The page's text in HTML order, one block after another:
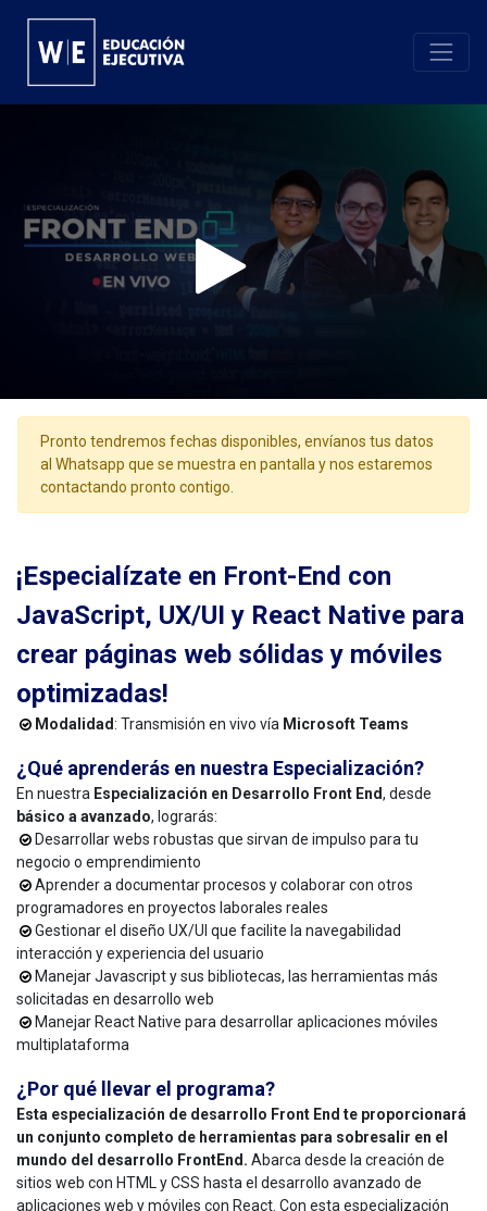
Pronto tendremos fechas disponibles, envíanos tus datos
al Whatsapp que se muestra en pantalla y nos estaremos
contactando pronto contigo.
¡Especialízate en Front-End con
JavaScript, UX/UI y React Native para
crear páginas web sólidas y móviles
optimizadas!
Modalidad: Transmisión en vivo vía Microsoft Teams
¿Qué aprenderás en nuestra Especialización?
En nuestra Especialización en Desarrollo Front End, desde
básico a avanzado, lograrás:
Desarrollar webs robustas que sirvan de impulso para tu
negocio o emprendimiento
Aprender a documentar procesos y colaborar con otros
programadores en proyectos laborales reales
Gestionar el diseño UX/UI que facilite la navegabilidad
interacción y experiencia del usuario
Manejar Javascript y sus bibliotecas, las herramientas más
solicitadas en desarrollo web
Manejar React Native para desarrollar aplicaciones móviles
multiplataforma
¿Por qué llevar el programa?
Esta especialización de desarrollo Front End te proporcionará
un conjunto completo de herramientas para sobresalir en el
mundo del desarrollo FrontEnd. Abarca desde la creación de
sitios web con HTML y CSS hasta el desarrollo avanzado de
aplicaciones web y móviles con React. Con esta especialización